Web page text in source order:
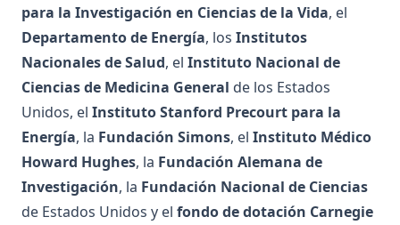
para la Investigación en Ciencias de la Vida, el
Departamento de Energía, los Institutos
Nacionales de Salud, el Instituto Nacional de
Ciencias de Medicina General de los Estados
Unidos, el Instituto Stanford Precourt para la
Energía, la Fundación Simons, el Instituto Médico
Howard Hughes, la Fundación Alemana de
Investigación, la Fundación Nacional de Ciencias
de Estados Unidos y el fondo de dotación Carnegie